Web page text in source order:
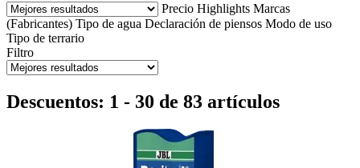
Precio Highlights Marcas
(Fabricantes) Tipo de agua Declaración de piensos Modo de uso
Tipo de terrario
Filtro
Descuentos: 1 - 30 de 83 artículos